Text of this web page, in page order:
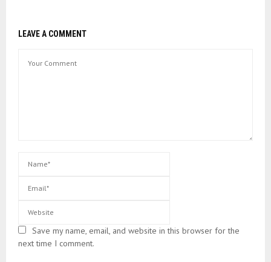
LEAVE A COMMENT
Save my name, email, and website in this browser for the
next time I comment.